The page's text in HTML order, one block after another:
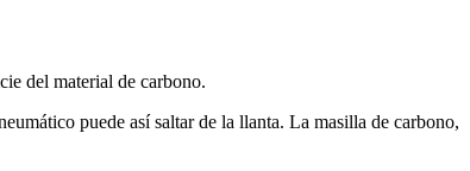
del material de carbono.
puede así saltar de la llanta. La masilla de carbono,